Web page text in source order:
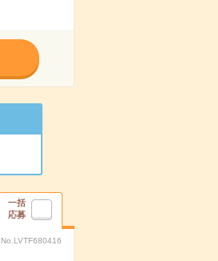
一括
応募
No.LVTF680416